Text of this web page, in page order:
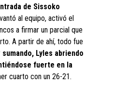
de Sissoko
al equipo, activó el
a firmar un parcial que
A partir de ahí, todo fue
sumando, Lyles abriendo
fuerte en la
cuarto con un 26-21.